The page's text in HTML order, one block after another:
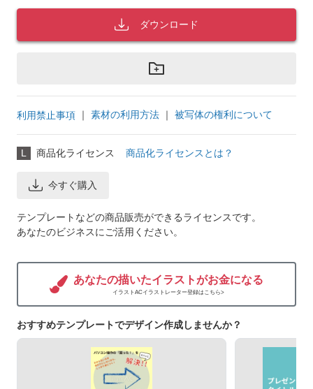
ダウンロード
利用禁止事項 ｜ 素材の利用方法 ｜ 被写体の権利について
L 商品化ライセンス 商品化ライセンスとは？
今すぐ購入
テンプレートなどの商品販売ができるライセンスです。
あなたのビジネスにご活用ください。
あなたの描いたイラストがお金になる
イラストACイラストレーター登録はこちら>
おすすめテンプレートでデザイン作成しませんか？